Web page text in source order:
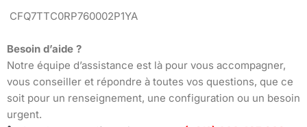
CFQ7TTC0RP760002P1YA
Besoin d’aide ?
Notre équipe d’assistance est là pour vous accompagner,
vous conseiller et répondre à toutes vos questions, que ce
soit pour un renseignement, une configuration ou un besoin
urgent.